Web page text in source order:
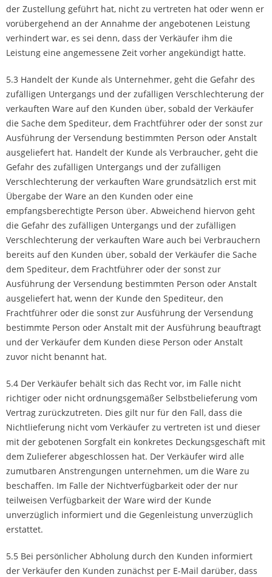
der Zustellung geführt hat, nicht zu vertreten hat oder wenn er
vorübergehend an der Annahme der angebotenen Leistung
verhindert war, es sei denn, dass der Verkäufer ihm die
Leistung eine angemessene Zeit vorher angekündigt hatte.
5.3 Handelt der Kunde als Unternehmer, geht die Gefahr des
zufälligen Untergangs und der zufälligen Verschlechterung der
verkauften Ware auf den Kunden über, sobald der Verkäufer
die Sache dem Spediteur, dem Frachtführer oder der sonst zur
Ausführung der Versendung bestimmten Person oder Anstalt
ausgeliefert hat. Handelt der Kunde als Verbraucher, geht die
Gefahr des zufälligen Untergangs und der zufälligen
Verschlechterung der verkauften Ware grundsätzlich erst mit
Übergabe der Ware an den Kunden oder eine
empfangsberechtigte Person über. Abweichend hiervon geht
die Gefahr des zufälligen Untergangs und der zufälligen
Verschlechterung der verkauften Ware auch bei Verbrauchern
bereits auf den Kunden über, sobald der Verkäufer die Sache
dem Spediteur, dem Frachtführer oder der sonst zur
Ausführung der Versendung bestimmten Person oder Anstalt
ausgeliefert hat, wenn der Kunde den Spediteur, den
Frachtführer oder die sonst zur Ausführung der Versendung
bestimmte Person oder Anstalt mit der Ausführung beauftragt
und der Verkäufer dem Kunden diese Person oder Anstalt
zuvor nicht benannt hat.
5.4 Der Verkäufer behält sich das Recht vor, im Falle nicht
richtiger oder nicht ordnungsgemäßer Selbstbelieferung vom
Vertrag zurückzutreten. Dies gilt nur für den Fall, dass die
Nichtlieferung nicht vom Verkäufer zu vertreten ist und dieser
mit der gebotenen Sorgfalt ein konkretes Deckungsgeschäft mit
dem Zulieferer abgeschlossen hat. Der Verkäufer wird alle
zumutbaren Anstrengungen unternehmen, um die Ware zu
beschaffen. Im Falle der Nichtverfügbarkeit oder der nur
teilweisen Verfügbarkeit der Ware wird der Kunde
unverzüglich informiert und die Gegenleistung unverzüglich
erstattet.
5.5 Bei persönlicher Abholung durch den Kunden informiert
der Verkäufer den Kunden zunächst per E-Mail darüber, dass